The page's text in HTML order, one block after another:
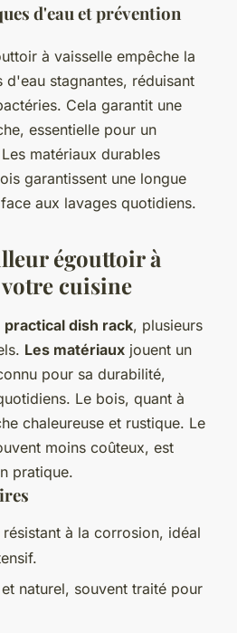
d'eau et prévention
à vaisselle empêche la
stagnantes, réduisant
Cela garantit une
essentielle pour un
matériaux durables
garantissent une longue
aux lavages quotidiens.
égouttoir à
cuisine
practical dish rack, plusieurs
Les matériaux jouent un
pour sa durabilité,
Le bois, quant à
chaleureuse et rustique. Le
moins coûteux, est
pratique.
résistant à la corrosion, idéal
naturel, souvent traité pour